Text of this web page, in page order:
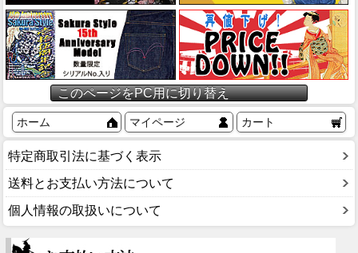
このページをPC用に切り替え
ホーム マイページ カート
特定商取引法に基づく表示
送料とお支払い方法について
個人情報の取扱いについて